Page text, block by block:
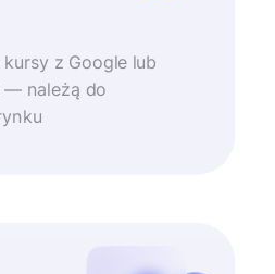
z Google lub
— należą do